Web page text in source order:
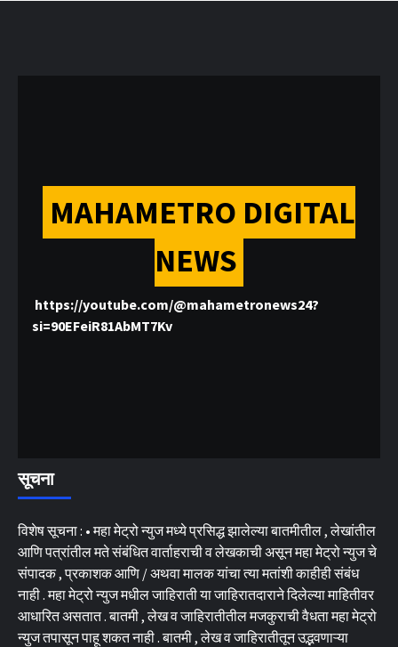
MAHAMETRO DIGITAL
NEWS
https://youtube.com/@mahametronews24?
si=90EFeiR81AbMT7Kv
सूचना
विशेष सूचना : • महा मेट्रो न्युज मध्ये प्रसिद्ध झालेल्या बातमीतील , लेखांतील
आणि पत्रांतील मते संबंधित वार्ताहराची व लेखकाची असून महा मेट्रो न्युज चे
संपादक , प्रकाशक आणि / अथवा मालक यांचा त्या मतांशी काहीही संबंध
नाही . महा मेट्रो न्युज मधील जाहिराती या जाहिरातदाराने दिलेल्या माहितीवर
आधारित असतात . बातमी , लेख व जाहिरातीतील मजकुराची वैधता महा मेट्रो
न्युज तपासून पाहू शकत नाही . बातमी , लेख व जाहिरातीतून उद्भवणाऱ्या